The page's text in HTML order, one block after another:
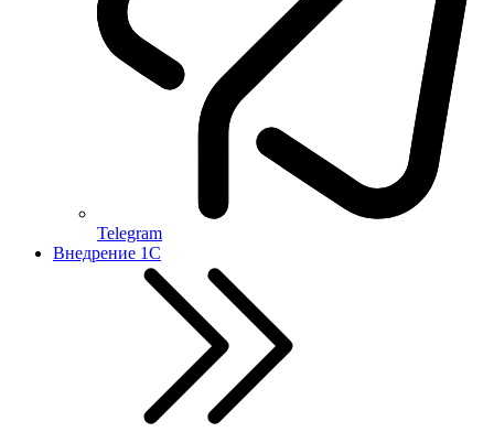
Telegram
Внедрение 1С